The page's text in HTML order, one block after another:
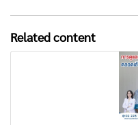
Related content